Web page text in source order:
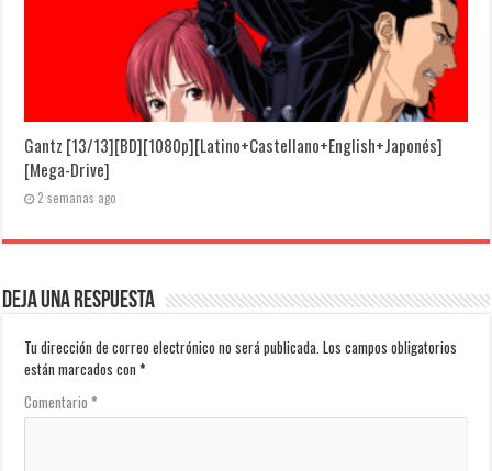
Gantz [13/13][BD][1080p][Latino+Castellano+English+Japonés]
[Mega-Drive]
2 semanas ago
Deja una respuesta
Tu dirección de correo electrónico no será publicada. Los campos obligatorios
están marcados con*
Comentario*